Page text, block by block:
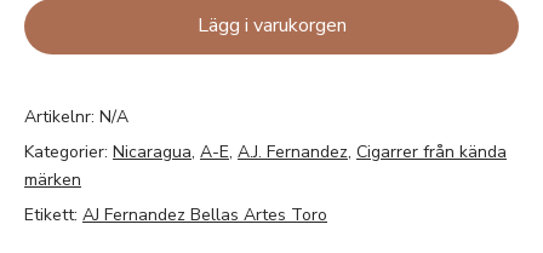
Lägg i varukorgen
Artikelnr: N/A
Kategorier: Nicaragua, A-E, A.J. Fernandez, Cigarrer från kända
märken
Etikett: AJ Fernandez Bellas Artes Toro